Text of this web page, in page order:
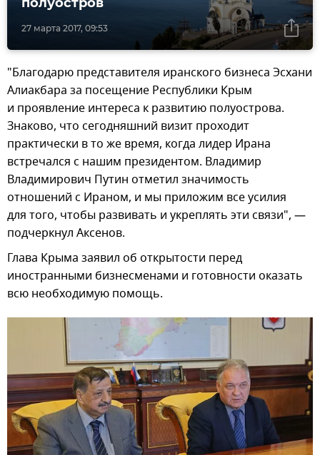
27 марта 2017, 09:53
"Благодарю представителя иранского бизнеса Эсхани
Алиакбара за посещение Республики Крым
и проявление интереса к развитию полуострова.
Знаково, что сегодняшний визит проходит
практически в то же время, когда лидер Ирана
встречался с нашим президентом. Владимир
Владимирович Путин отметил значимость
отношений с Ираном, и мы приложим все усилия
для того, чтобы развивать и укреплять эти связи", —
подчеркнул Аксенов.
Глава Крыма заявил об открытости перед
иностранными бизнесменами и готовности оказать
всю необходимую помощь.